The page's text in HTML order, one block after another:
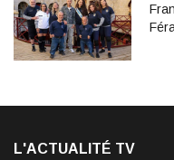
L'ACTUALITÉ TV